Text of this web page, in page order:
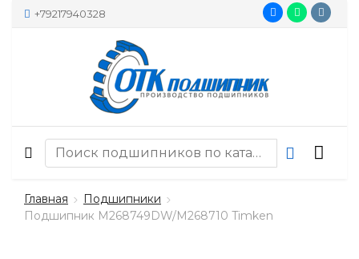
+79217940328
Главная
Подшипники
Подшипник M268749DW/M268710 Timken